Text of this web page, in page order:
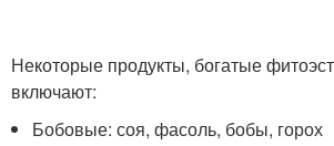
Некоторые продукты, богатые
включают:
Бобовые: соя, фасоль, бобы, горох